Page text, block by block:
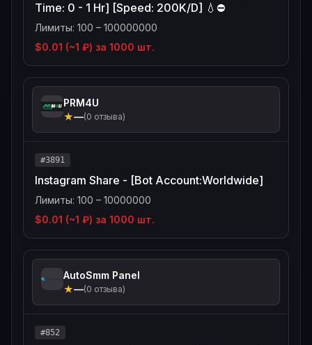
Time: 0 - 1 Hr] [Speed: 200K/D] 💧⛔️
Лимиты: 100 – 100000000
$0.01 (~1 ₽) за 1000 шт.
PRM4U
★—(0 отзыва)
#3891
Instagram Share - [Bot Account:Worldwide]
Лимиты: 100 – 10000000
$0.01 (~1 ₽) за 1000 шт.
AutoSmm Panel
★—(0 отзыва)
#852